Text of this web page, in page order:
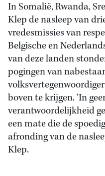
In Somalië, Rwanda,
Klep de nasleep van
vredesmissies van
Belgische en
van deze landen
pogingen van
boven te krijgen. ‘In
verantwoordelijkheid
een mate die de
afronding van de
Klep.